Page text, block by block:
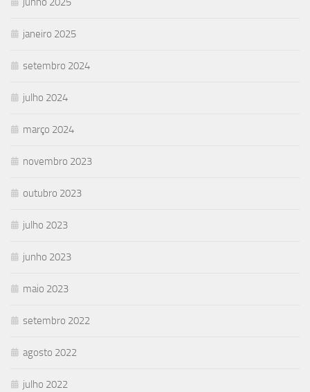
janeiro 2025
setembro 2024
julho 2024
março 2024
novembro 2023
outubro 2023
julho 2023
junho 2023
maio 2023
setembro 2022
agosto 2022
julho 2022